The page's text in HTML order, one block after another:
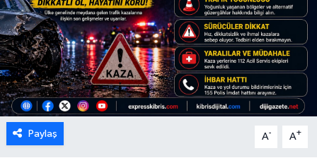
Paylaş A- A+
GİRNE
GÜNDEM
GÜNEY KIBRIS
İÇ HABERLER